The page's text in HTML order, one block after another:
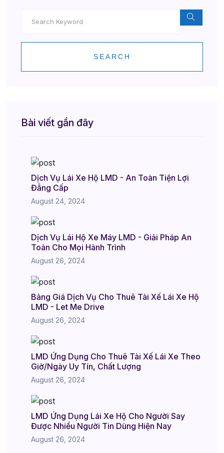
SEARCH
Bài viết gần đây
Dịch Vụ Lái Xe Hộ LMD - An Toàn Tiện Lợi
Đẳng Cấp
August 24, 2024
Dịch Vụ Lái Hộ Xe Máy LMD - Giải Pháp An
Toàn Cho Mọi Hành Trình
August 26, 2024
Bảng Giá Dịch Vụ Cho Thuê Tài Xế Lái Xe Hộ
LMD - Let Me Drive
August 26, 2024
LMD Ứng Dụng Cho Thuê Tài Xế Lái Xe Theo
Giờ/Ngày Uy Tín, Chất Lượng
August 26, 2024
LMD Ứng Dụng Lái Xe Hộ Cho Người Say
Được Nhiều Người Tin Dùng Hiện Nay
August 26, 2024